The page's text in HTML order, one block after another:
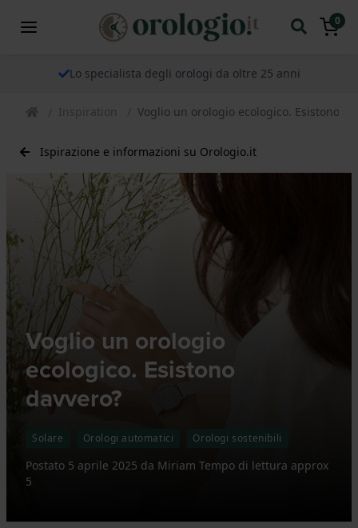
0
Lo specialista degli orologi da oltre 25 anni
Inspiration Voglio un orologio ecologico. Esistono
Ispirazione e informazioni su Orologio.it
Voglio un orologio
ecologico. Esistono
davvero?
Solare Orologi automatici Orologi sostenibili
Postato 5 aprile 2025 da Miriam Tempo di lettura approx
5